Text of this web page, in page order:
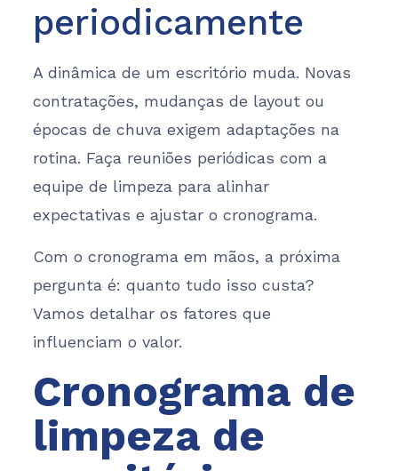
periodicamente
A dinâmica de um escritório muda. Novas
contratações, mudanças de layout ou
épocas de chuva exigem adaptações na
rotina. Faça reuniões periódicas com a
equipe de limpeza para alinhar
expectativas e ajustar o cronograma.
Com o cronograma em mãos, a próxima
pergunta é: quanto tudo isso custa?
Vamos detalhar os fatores que
influenciam o valor.
Cronograma de
limpeza de